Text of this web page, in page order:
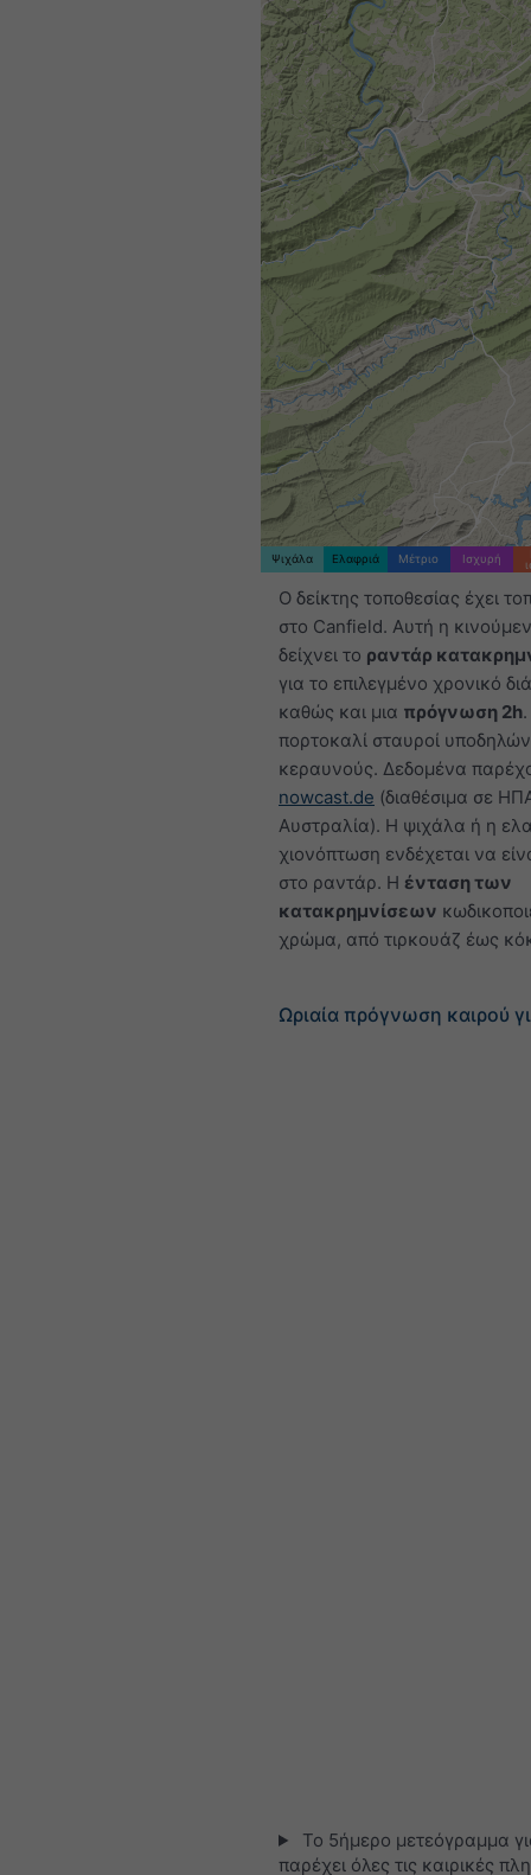
Ψιχάλα Ελαφριά Μέτριο Ισχυρή
Ο δείκτης τοποθεσίας έχει
στο Canfield. Αυτή η
δείχνει το ραντάρ
για το επιλεγμένο χρονικό
καθώς και μια πρόγνωση 2h
πορτοκαλί σταυροί
κεραυνούς. Δεδομένα
nowcast.de (διαθέσιμα σε
Αυστραλία). Η ψιχάλα ή η
χιονόπτωση ενδέχεται να
στο ραντάρ. Η ένταση των
κατακρημνίσεων
χρώμα, από τιρκουάζ έως
Ωριαία πρόγνωση καιρού
Το 5ήμερο μετεόγραμμα
παρέχει όλες τις καιρικές